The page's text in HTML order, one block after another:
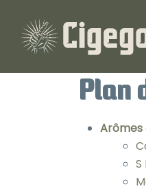
Plan
Arômes
S